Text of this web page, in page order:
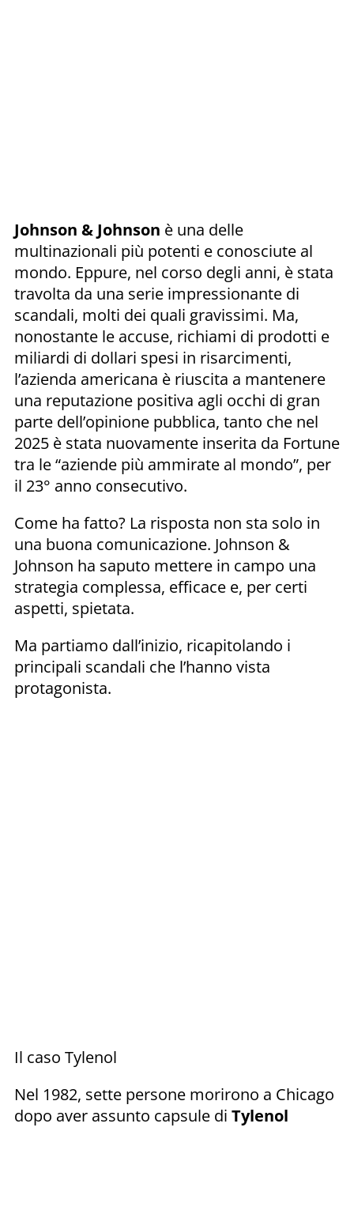
Johnson & Johnson è una delle
multinazionali più potenti e conosciute al
mondo. Eppure, nel corso degli anni, è stata
travolta da una serie impressionante di
scandali, molti dei quali gravissimi. Ma,
nonostante le accuse, richiami di prodotti e
miliardi di dollari spesi in risarcimenti,
l’azienda americana è riuscita a mantenere
una reputazione positiva agli occhi di gran
parte dell’opinione pubblica, tanto che nel
2025 è stata nuovamente inserita da Fortune
tra le “aziende più ammirate al mondo”, per
il 23° anno consecutivo.
Come ha fatto? La risposta non sta solo in
una buona comunicazione. Johnson &
Johnson ha saputo mettere in campo una
strategia complessa, efficace e, per certi
aspetti, spietata.
Ma partiamo dall’inizio, ricapitolando i
principali scandali che l’hanno vista
protagonista.
Il caso Tylenol
Nel 1982, sette persone morirono a Chicago
dopo aver assunto capsule di Tylenol